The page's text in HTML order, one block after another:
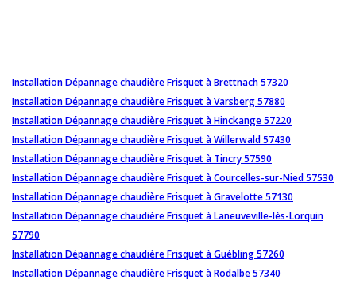
Installation Dépannage chaudière Frisquet à Brettnach 57320
Installation Dépannage chaudière Frisquet à Varsberg 57880
Installation Dépannage chaudière Frisquet à Hinckange 57220
Installation Dépannage chaudière Frisquet à Willerwald 57430
Installation Dépannage chaudière Frisquet à Tincry 57590
Installation Dépannage chaudière Frisquet à Courcelles-sur-Nied 57530
Installation Dépannage chaudière Frisquet à Gravelotte 57130
Installation Dépannage chaudière Frisquet à Laneuveville-lès-Lorquin
57790
Installation Dépannage chaudière Frisquet à Guébling 57260
Installation Dépannage chaudière Frisquet à Rodalbe 57340